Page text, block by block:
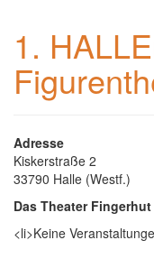
1.
Adresse
Kiskerstraße 2
33790 Halle (Westf.)
Das Theater
<li>Keine